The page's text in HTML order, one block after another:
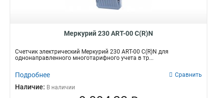
Меркурий 230 АRT-00 С(R)N
Счетчик электрический Меркурий 230 АRT-00 С(R)N для
однонаправленного многотарифного учета в тр...
Подробнее Сравнить
Наличие: В наличии